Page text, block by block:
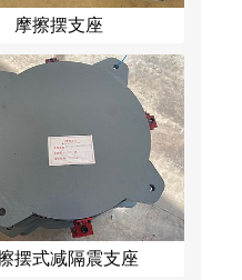
摩擦摆支座
摆式减隔震支座